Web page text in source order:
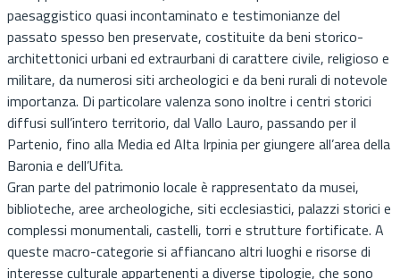
paesaggistico quasi incontaminato e testimonianze del
passato spesso ben preservate, costituite da beni storico-
architettonici urbani ed extraurbani di carattere civile, religioso e
militare, da numerosi siti archeologici e da beni rurali di notevole
importanza. Di particolare valenza sono inoltre i centri storici
diffusi sull’intero territorio, dal Vallo Lauro, passando per il
Partenio, fino alla Media ed Alta Irpinia per giungere all’area della
Baronia e dell’Ufita.
Gran parte del patrimonio locale è rappresentato da musei,
biblioteche, aree archeologiche, siti ecclesiastici, palazzi storici e
complessi monumentali, castelli, torri e strutture fortificate. A
queste macro-categorie si affiancano altri luoghi e risorse di
interesse culturale appartenenti a diverse tipologie, che sono